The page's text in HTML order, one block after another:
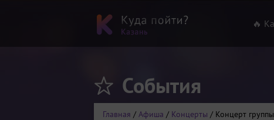
🔥
События
Главная / Афиша / Концерты / Концерт